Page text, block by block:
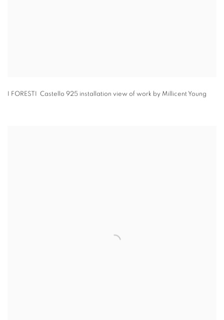
I FORESTI Castello 925 installation view of work by Millicent Young